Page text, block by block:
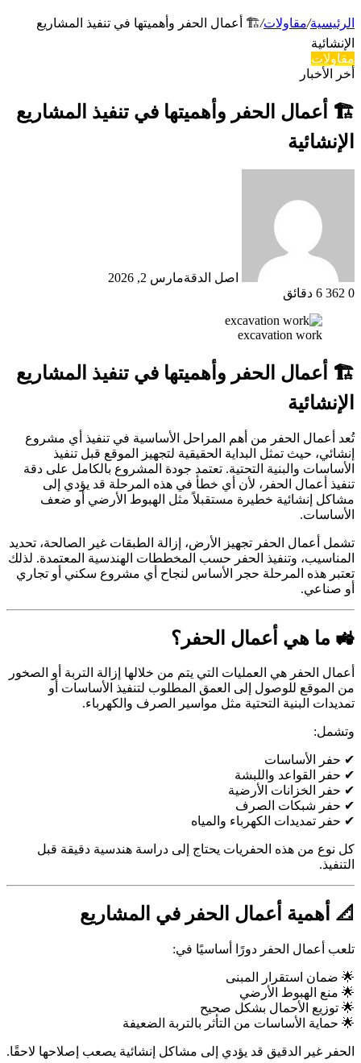
الرئيسية/مقاولات/🏗 أعمال الحفر وأهميتها في تنفيذ المشاريع
الإنشائية
مقاولات
أخر الأخبار
🏗 أعمال الحفر وأهميتها في تنفيذ المشاريع
الإنشائية
اصل الدقةمارس 2, 2026
0
6 دقائق
excavation work
🏗 أعمال الحفر وأهميتها في تنفيذ المشاريع
الإنشائية
تُعد أعمال الحفر من أهم المراحل الأساسية في تنفيذ أي مشروع
إنشائي، حيث تمثل البداية الحقيقية لتجهيز الموقع قبل تنفيذ
الأساسات والبنية التحتية. تعتمد جودة المشروع بالكامل على دقة
تنفيذ أعمال الحفر، لأن أي خطأ في هذه المرحلة قد يؤدي إلى
مشاكل إنشائية خطيرة مستقبلاً مثل الهبوط الأرضي أو ضعف
الأساسات.
تشمل أعمال الحفر تجهيز الأرض، إزالة الطبقات غير الصالحة، تحديد
المناسيب، وتنفيذ الحفر حسب المخططات الهندسية المعتمدة. لذلك
تعتبر هذه المرحلة حجر الأساس لنجاح أي مشروع سكني أو تجاري
أو صناعي.
🚜 ما هي أعمال الحفر؟
أعمال الحفر هي العمليات التي يتم من خلالها إزالة التربة أو الصخور
من الموقع للوصول إلى العمق المطلوب لتنفيذ الأساسات أو
تمديدات البنية التحتية مثل مواسير الصرف والكهرباء.
وتشمل:
✔ حفر الأساسات
✔ حفر القواعد واللبشة
✔ حفر الخزانات الأرضية
✔ حفر شبكات الصرف
✔ حفر تمديدات الكهرباء والمياه
كل نوع من هذه الحفريات يحتاج إلى دراسة هندسية دقيقة قبل
التنفيذ.
📐 أهمية أعمال الحفر في المشاريع
تلعب أعمال الحفر دورًا أساسيًا في:
🌟 ضمان استقرار المبنى
🌟 منع الهبوط الأرضي
🌟 توزيع الأحمال بشكل صحيح
🌟 حماية الأساسات من التأثر بالتربة الضعيفة
الحفر غير الدقيق قد يؤدي إلى مشاكل إنشائية يصعب إصلاحها لاحقًا.